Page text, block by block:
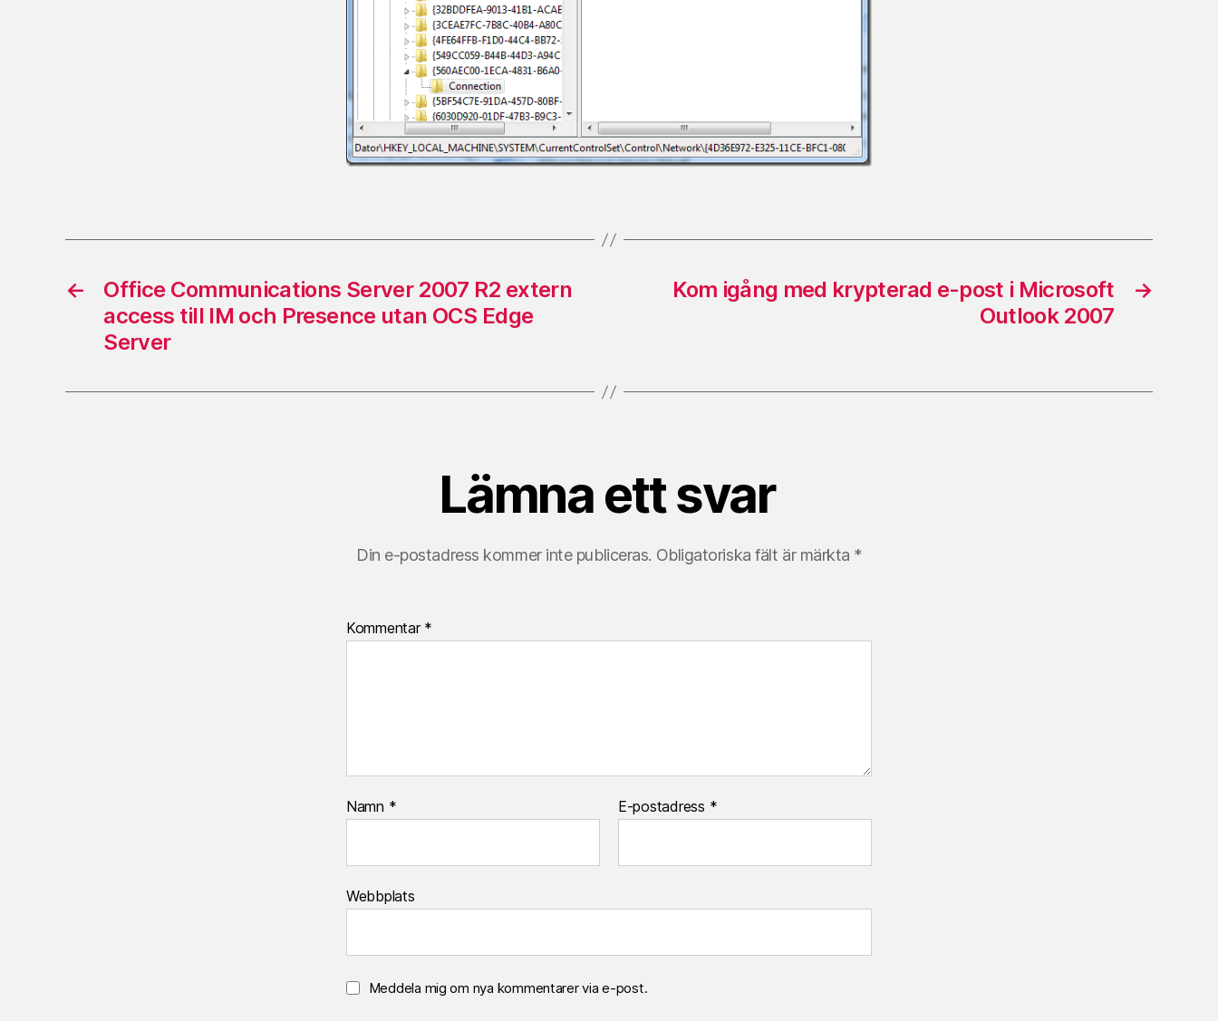
←
Office Communications Server 2007 R2 extern
access till IM och Presence utan OCS Edge
Server
→
Kom igång med krypterad e-post i Microsoft
Outlook 2007
Lämna ett svar
Din e-postadress kommer inte publiceras. Obligatoriska fält är märkta *
Kommentar *
Namn * E-postadress *
Webbplats
Meddela mig om nya kommentarer via e-post.